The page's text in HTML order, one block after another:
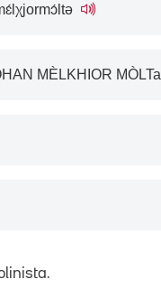
MÈLKHIOR MÒLTa